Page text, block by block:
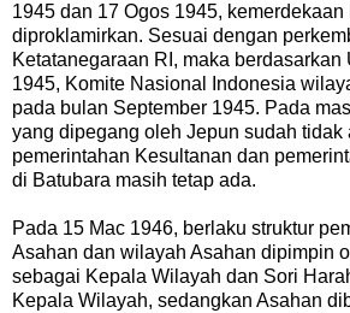
1945 dan 17 Ogos 1945,
diproklamirkan. Sesuai dengan
Ketatanegaraan RI, maka berdasarkan
1945, Komite Nasional Indonesia
pada bulan September 1945. Pada
yang dipegang oleh Jepun sudah tidak
pemerintahan Kesultanan dan
di Batubara masih tetap ada.
Pada 15 Mac 1946, berlaku struktur
Asahan dan wilayah Asahan dipimpin
sebagai Kepala Wilayah dan Sori
Kepala Wilayah, sedangkan Asahan